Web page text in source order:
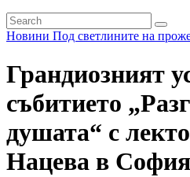
Новини Под светлините на
Грандиозният
събитието
душата“ с
Нацева в София